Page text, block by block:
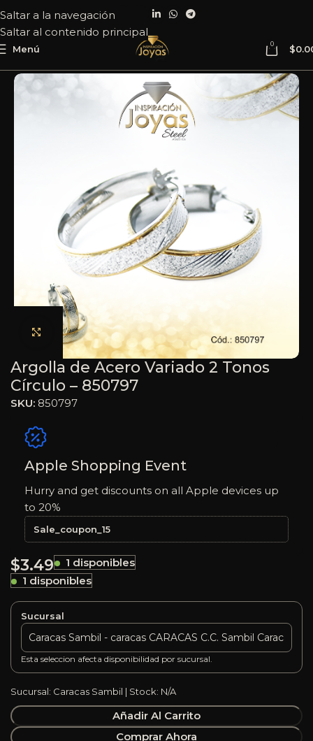
Saltar a la navegación
Saltar al contenido principal
Menú 0 $
Haga clic para ampliar
Argolla de Acero Variado 2 Tonos
Círculo – 850797
SKU: 850797
Apple Shopping Event
Hurry and get discounts on all Apple devices up
to 20%
Sale_coupon_15
$3.49
1 disponibles
1 disponibles
Sucursal
Esta seleccion afecta disponibilidad por sucursal.
Sucursal: Caracas Sambil | Stock: N/A
Añadir Al Carrito
Comprar Ahora